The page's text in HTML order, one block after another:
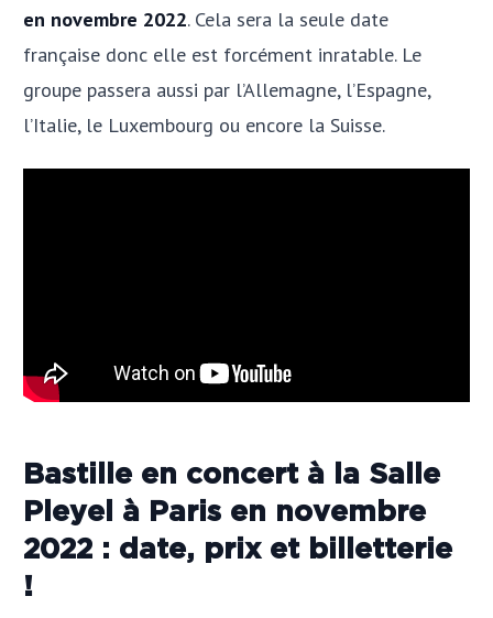
en novembre 2022. Cela sera la seule date
française donc elle est forcément inratable. Le
groupe passera aussi par l’Allemagne, l’Espagne,
l’Italie, le Luxembourg ou encore la Suisse.
Bastille en concert à la Salle
Pleyel à Paris en novembre
2022 : date, prix et billetterie
!